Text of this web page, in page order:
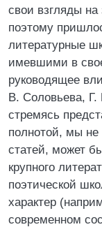
свои взгляды на
поэтому
литературные
имевшими в
руководящее
В. Соловьева,
стремясь
полнотой, мы не
статей, может
крупного
поэтической
характер
современном